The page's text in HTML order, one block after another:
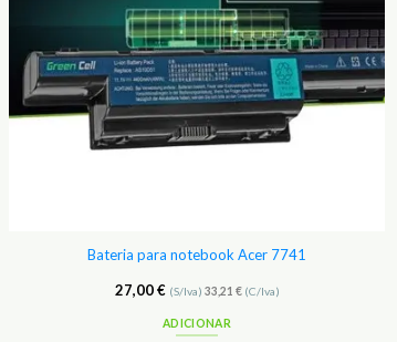
Bateria para notebook Acer 7741
27,00€ (S/Iva) 33,21 €(C/Iva)
ADICIONAR